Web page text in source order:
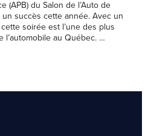
(APB) du Salon de l’Auto de
un succès cette année. Avec un
soirée est l’une des plus
l’automobile au Québec. …